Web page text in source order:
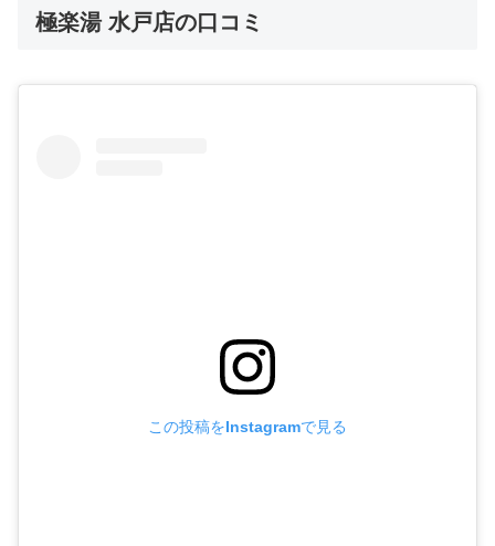
極楽湯 水戸店の口コミ
この投稿をInstagramで見る